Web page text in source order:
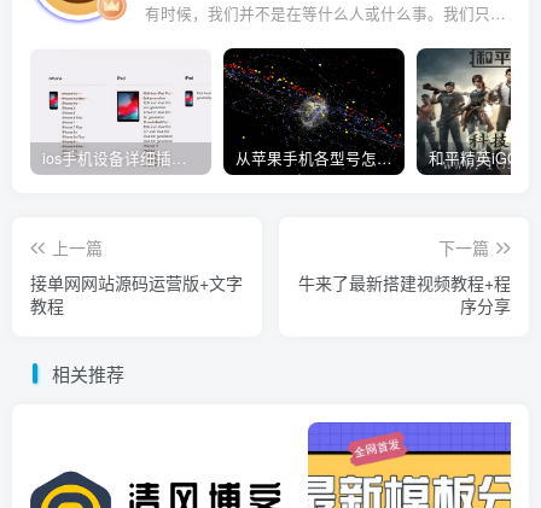
有时候，我们并不是在等什么人或什么事。我们只是在静待岁月改变自己
ios手机设备详细插件平刷教程 从苹果手机各型号怎么越狱到怎么开科技完整教程
上一篇
接单网网站源码运营版+文字
教程
下一篇
牛来了最新搭建视频教程+程
序分享
相关推荐